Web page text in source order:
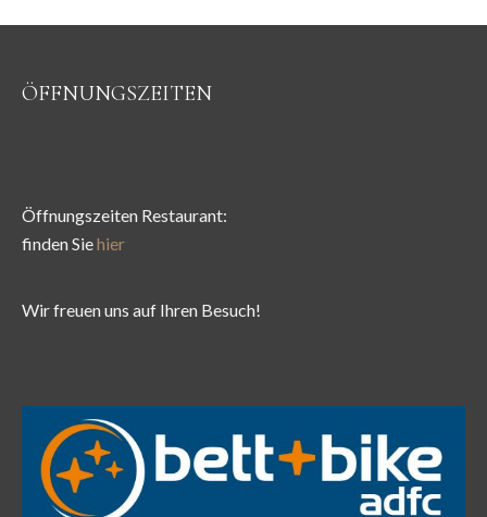
ÖFFNUNGSZEITEN
Öffnungszeiten Restaurant:
finden Siehier
Wir freuen uns auf Ihren Besuch!